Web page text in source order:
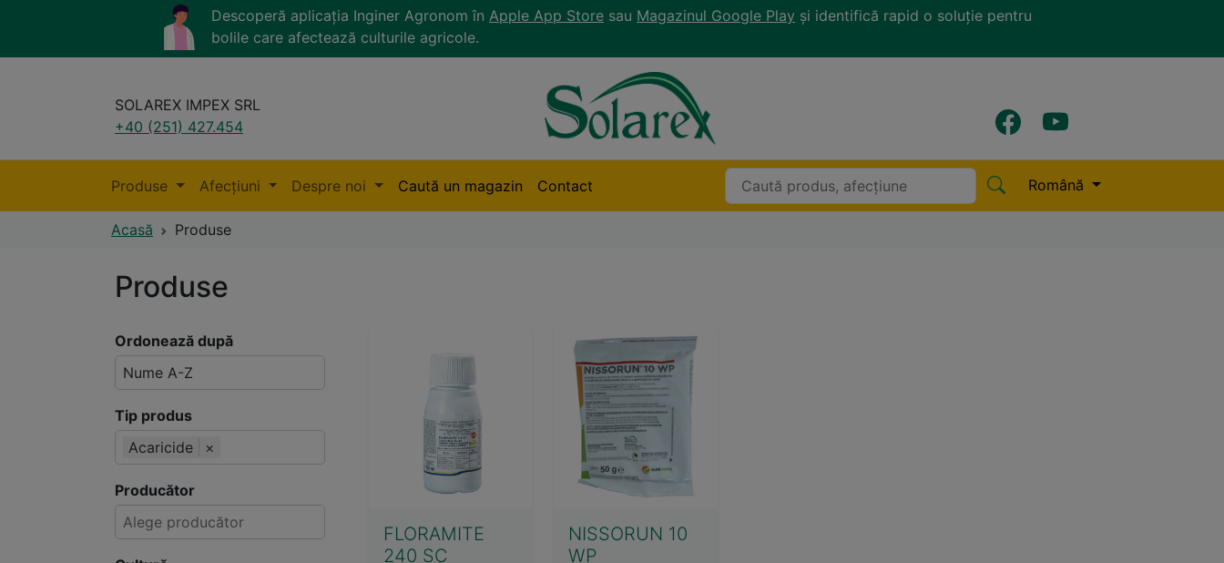
Descoperă aplicația Inginer Agronom în Apple App Store sau Magazinul Google Play și identifică rapid o soluție pentru
bolile care afectează culturile agricole.
SOLAREX IMPEX SRL
+40 (251) 427.454
Produse Afecțiuni Despre noi Caută un magazin Contact Română
Acasă Produse
Produse
Ordonează după
Nume A-Z
Tip produs
Acaricide
×
Producător
FLORAMITE
240 SC
NISSORUN 10
WP